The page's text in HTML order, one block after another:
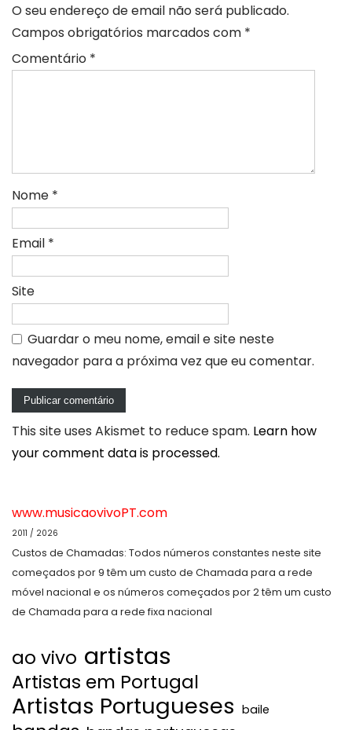
O seu endereço de email não será publicado.
Campos obrigatórios marcados com *
Comentário *
Nome *
Email *
Site
Guardar o meu nome, email e site neste
navegador para a próxima vez que eu comentar.
This site uses Akismet to reduce spam. Learn how
your comment data is processed.
www.musicaovivoPT.com
2011 / 2026
Custos de Chamadas: Todos números constantes neste site
começados por 9 têm um custo de Chamada para a rede
móvel nacional e os números começados por 2 têm um custo
de Chamada para a rede fixa nacional
ao vivo artistas
Artistas em Portugal
Artistas Portugueses baile